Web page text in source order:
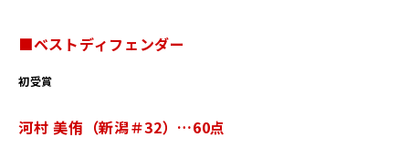
■ベストディフェンダー
初受賞
河村 美侑（新潟＃32）…60点